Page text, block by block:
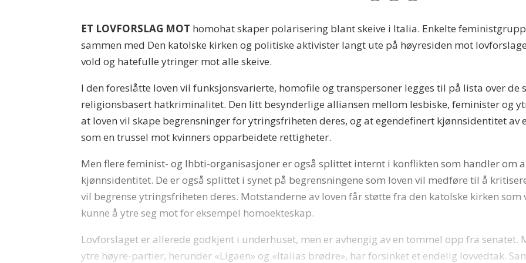
ET LOVFORSLAG MOT homohat skaper polarisering blant skeive i Italia. Enkelte
sammen med Den katolske kirken og politiske aktivister langt ute på høyresiden mot
vold og hatefulle ytringer mot alle skeive.
I den foreslåtte loven vil funksjonsvarierte, homofile og transpersoner legges til på lista over de
religionsbasert hatkriminalitet. Den litt besynderlige alliansen mellom lesbiske, feminister og
at loven vil skape begrensninger for ytringsfriheten deres, og at egendefinert kjønnsidentitet
som en trussel mot kvinners opparbeidete rettigheter.
Men flere feminist- og lhbti-organisasjoner er også splittet internt i konflikten som handler om
kjønnsidentitet. De er også splittet i synet på begrensningene som loven vil medføre til å
vil begrense ytringsfriheten deres. Motstanderne av loven får støtte fra den katolske kirken
kunne å ytre seg mot for eksempel homoekteskap.
Lovforslaget er allerede godkjent i underhuset, men er avhengig av en tommel opp fra
ytre høyre-partier, herunder «Ligaen» og «Italias brødre», har forsinket et endelig lovvedtak.